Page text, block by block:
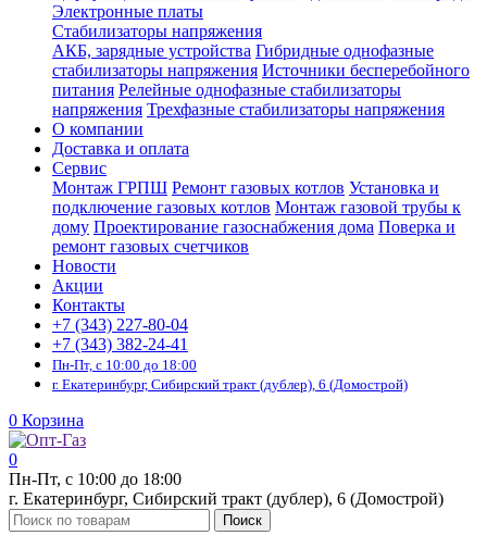
Электронные платы
Стабилизаторы напряжения
АКБ, зарядные устройства Гибридные однофазные
стабилизаторы напряжения Источники бесперебойного
питания Релейные однофазные стабилизаторы
напряжения Трехфазные стабилизаторы напряжения
О компании
Доставка и оплата
Сервис
Монтаж ГРПШ Ремонт газовых котлов Установка и
подключение газовых котлов Монтаж газовой трубы к
дому Проектирование газоснабжения дома Поверка и
ремонт газовых счетчиков
Новости
Акции
Контакты
+7 (343) 227-80-04
+7 (343) 382-24-41
Пн-Пт, с 10:00 до 18:00
г. Екатеринбург, Сибирский тракт (дублер), 6 (Домострой)
0 Корзина
0
Пн-Пт, с 10:00 до 18:00
г. Екатеринбург, Сибирский тракт (дублер), 6 (Домострой)
Поиск